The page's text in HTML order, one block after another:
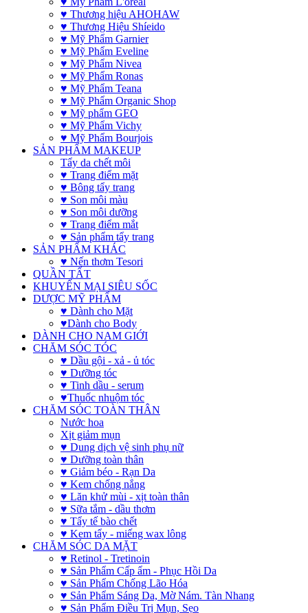
♥ Thương hiệu AHOHAW
♥ Thương Hiệu Shíeido
♥ Mỹ Phẩm Garnier
♥ Mỹ Phẩm Eveline
♥ Mỹ Phẩm Nivea
♥ Mỹ Phẩm Ronas
♥ Mỹ Phẩm Teana
♥ Mỹ Phẩm Organic Shop
♥ Mỹ phẩm GEO
♥ Mỹ Phẩm Vichy
♥ Mỹ Phẩm Bourjois
SẢN PHẨM MAKEUP
Tẩy da chết môi
♥ Trang điểm mặt
♥ Bông tẩy trang
♥ Son môi màu
♥ Son môi dưỡng
♥ Trang điểm mắt
♥ Sản phẩm tẩy trang
SẢN PHẨM KHÁC
♥ Nến thơm Tesori
QUẦN TẤT
KHUYẾN MẠI SIÊU SỐC
DƯỢC MỸ PHẨM
♥ Dành cho Mặt
♥Dành cho Body
DÀNH CHO NAM GIỚI
CHĂM SÓC TÓC
♥ Dầu gội - xả - ủ tóc
♥ Dưỡng tóc
♥ Tinh dầu - serum
♥Thuốc nhuộm tóc
CHĂM SÓC TOÀN THÂN
Nước hoa
Xịt giảm mụn
♥ Dung dịch vệ sinh phụ nữ
♥ Dưỡng toàn thân
♥ Giảm béo - Rạn Da
♥ Kem chống nắng
♥ Lăn khử mùi - xịt toàn thân
♥ Sữa tắm - dầu thơm
♥ Tẩy tế bào chết
♥ Kem tẩy - miếng wax lông
CHĂM SÓC DA MẶT
♥ Retinol - Tretinoin
♥ Sản Phẩm Cấp ẩm - Phục Hồi Da
♥ Sản Phẩm Chống Lão Hóa
♥ Sản Phẩm Sáng Da, Mờ Nám. Tàn Nhang
♥ Sản Phẩm Điều Trị Mụn, Sẹo